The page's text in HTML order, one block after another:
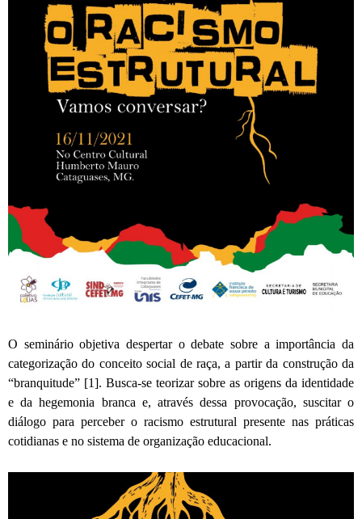
O seminário objetiva despertar o debate sobre a importância da
categorização do conceito social de raça, a partir da construção da
“branquitude” [1]. Busca-se teorizar sobre as origens da identidade
e da hegemonia branca e, através dessa provocação, suscitar o
diálogo para perceber o racismo estrutural presente nas práticas
cotidianas e no sistema de organização educacional.